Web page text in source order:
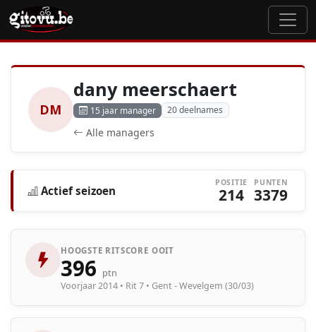
DM
dany meerschaert
15 jaar manager 20 deelnames
Alle managers
Actief seizoen
POSITIE
214
PUNTEN
3379
HOOGSTE RITSCORE OOIT
396 ptn
Voorjaar 2014 • Rit 7 • Gent - Wevelgem (30/03)